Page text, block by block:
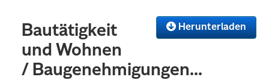
Herunterladen
Bautätigkeit
und Wohnen
/ Baugenehmigungen...